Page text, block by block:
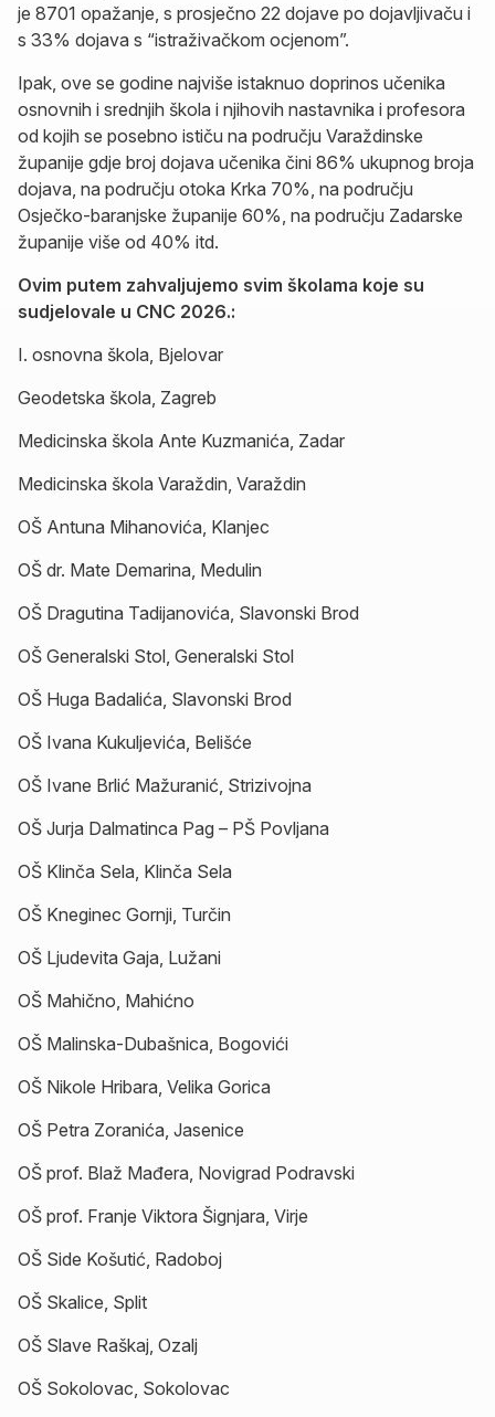
je 8701 opažanje, s prosječno 22 dojave po dojavljivaču i
s 33% dojava s “istraživačkom ocjenom”.
Ipak, ove se godine najviše istaknuo doprinos učenika
osnovnih i srednjih škola i njihovih nastavnika i profesora
od kojih se posebno ističu na području Varaždinske
županije gdje broj dojava učenika čini 86% ukupnog broja
dojava, na području otoka Krka 70%, na području
Osječko-baranjske županije 60%, na području Zadarske
županije više od 40% itd.
Ovim putem zahvaljujemo svim školama koje su
sudjelovale u CNC 2026.:
I. osnovna škola, Bjelovar
Geodetska škola, Zagreb
Medicinska škola Ante Kuzmanića, Zadar
Medicinska škola Varaždin, Varaždin
OŠ Antuna Mihanovića, Klanjec
OŠ dr. Mate Demarina, Medulin
OŠ Dragutina Tadijanovića, Slavonski Brod
OŠ Generalski Stol, Generalski Stol
OŠ Huga Badalića, Slavonski Brod
OŠ Ivana Kukuljevića, Belišće
OŠ Ivane Brlić Mažuranić, Strizivojna
OŠ Jurja Dalmatinca Pag – PŠ Povljana
OŠ Klinča Sela, Klinča Sela
OŠ Kneginec Gornji, Turčin
OŠ Ljudevita Gaja, Lužani
OŠ Mahično, Mahićno
OŠ Malinska-Dubašnica, Bogovići
OŠ Nikole Hribara, Velika Gorica
OŠ Petra Zoranića, Jasenice
OŠ prof. Blaž Mađera, Novigrad Podravski
OŠ prof. Franje Viktora Šignjara, Virje
OŠ Side Košutić, Radoboj
OŠ Skalice, Split
OŠ Slave Raškaj, Ozalj
OŠ Sokolovac, Sokolovac